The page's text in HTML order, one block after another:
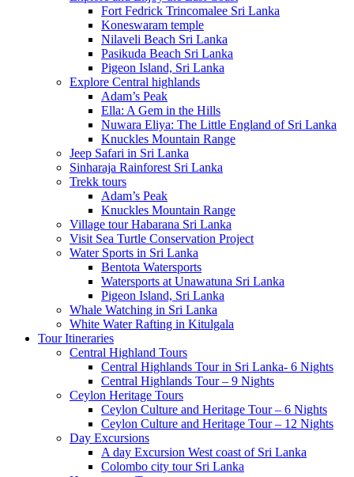
Fort Fedrick Trincomalee Sri Lanka
Koneswaram temple
Nilaveli Beach Sri Lanka
Pasikuda Beach Sri Lanka
Pigeon Island, Sri Lanka
Explore Central highlands
Adam’s Peak
Ella: A Gem in the Hills
Nuwara Eliya: The Little England of Sri Lanka
Knuckles Mountain Range
Jeep Safari in Sri Lanka
Sinharaja Rainforest Sri Lanka
Trekk tours
Adam’s Peak
Knuckles Mountain Range
Village tour Habarana Sri Lanka
Visit Sea Turtle Conservation Project
Water Sports in Sri Lanka
Bentota Watersports
Watersports at Unawatuna Sri Lanka
Pigeon Island, Sri Lanka
Whale Watching in Sri Lanka
White Water Rafting in Kitulgala
Tour Itineraries
Central Highland Tours
Central Highlands Tour in Sri Lanka- 6 Nights
Central Highlands Tour – 9 Nights
Ceylon Heritage Tours
Ceylon Culture and Heritage Tour – 6 Nights
Ceylon Culture and Heritage Tour – 12 Nights
Day Excursions
A day Excursion West coast of Sri Lanka
Colombo city tour Sri Lanka